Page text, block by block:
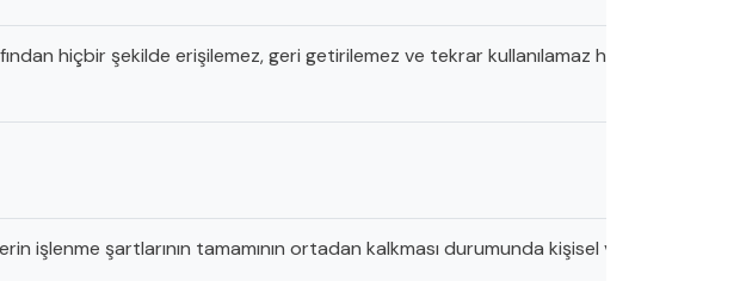
hiçbir şekilde erişilemez, geri getirilemez ve tekrar kullanılamaz hale getirilmesi
işlenme şartlarının tamamının ortadan kalkması durumunda kişisel verileri